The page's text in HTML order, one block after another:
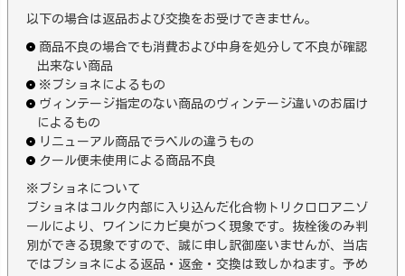
以下の場合は返品および交換をお受けできません。
商品不良の場合でも消費および中身を処分して不良が確認
出来ない商品
※ブショネによるもの
ヴィンテージ指定のない商品のヴィンテージ違いのお届け
によるもの
リニューアル商品でラベルの違うもの
クール便未使用による商品不良
※ブショネについて
ブショネはコルク内部に入り込んだ化合物トリクロロアニゾ
ールにより、ワインにカビ臭がつく現象です。抜栓後のみ判
別ができる現象ですので、誠に申し訳御座いませんが、当店
ではブショネによる返品・返金・交換は致しかねます。予め